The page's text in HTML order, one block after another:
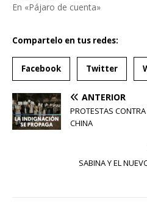
En «Pájaro de cuenta»
Compartelo en tus redes:
Facebook Twitter
ANTERIOR
PROTESTAS
CHINA
SABINA Y EL